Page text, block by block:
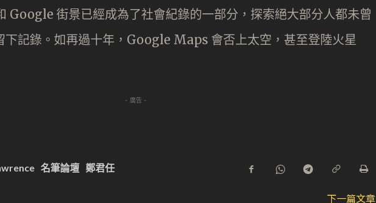
Google 街景已經成為了社會紀錄的一部分，探索絕大部分人都未曾
下記錄。如再過十年，Google Maps 會否上太空，甚至登陸火星
- 廣告 -
名筆論壇 鄭君任
下一篇文章